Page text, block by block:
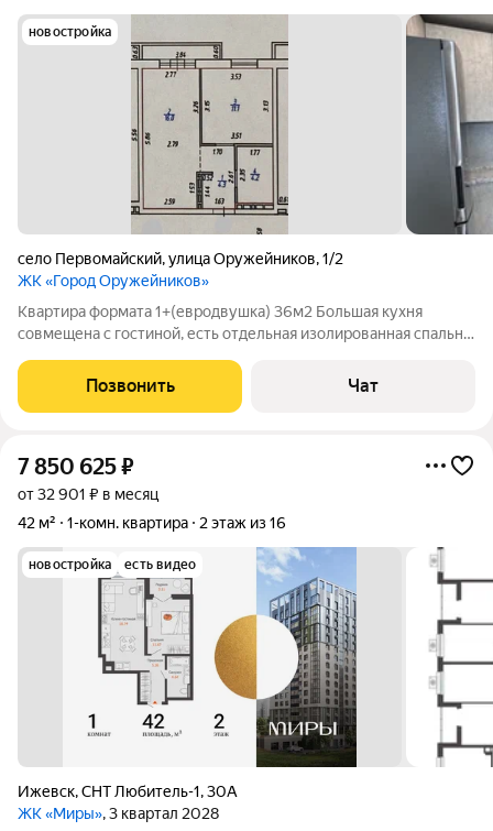
новостройка
село Первомайский,улица Оружейников,1/2
ЖК «Город Оружейников»
Квартира формата 1+(евродвушка) 36м2 Большая кухня
совмещена с гостиной, есть отдельная изолированная спальня.
Продаем в связи с переездом в другой город, поэтому ВСЁ,
что вы видите, ОСТАЕТСЯ.
Позвонить Чат
7 850 625₽
от 32 901 ₽ в месяц
42 м²
1-комн. квартира 2 этаж из 16
новостройка есть видео
Ижевск,СНТ Любитель-1,30А
ЖК «Миры», 3 квартал 2028